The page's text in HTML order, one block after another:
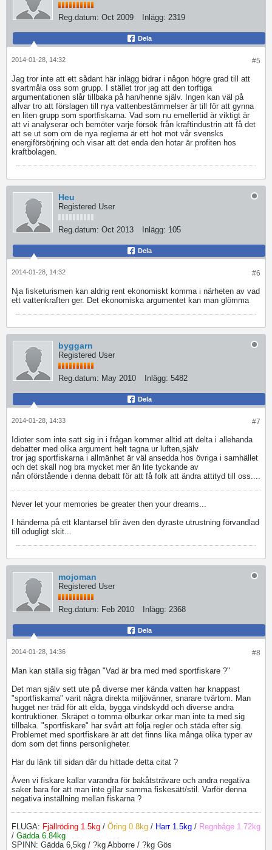
Reg.datum: Oct 2009 Inlägg: 2319
Dela
#5
2014-01-28, 14:32
Jag tror inte att ett sådant här inlägg bidrar i någon högre grad till att
svartmåla oss som grupp. I stället tror jag att den torftiga
argumentationen slår tillbaka på han/henne själv. Ingen kan väl på
allvar tro att förslagen till nya vattenbestämmelser är till för att gynna
en liten grupp som sportfiskarna. Vad som nu emellertid är viktigt är
att vi analyserar och bemöter varje försök från kraftindustrin att få det
att se ut som om de nya reglerna är ett hot mot vår svensks
energiförsörjning och visar att det enda den hotar är profiten hos
kraftbolagen.
Heu
Registered User
Reg.datum: Oct 2013 Inlägg: 105
Dela
#6
2014-01-28, 14:32
Nja fisketurismen kan aldrig rent ekonomiskt komma i närheten av vad
ett vattenkraften ger. Det ekonomiska argumentet kan man glömma
byggarn
Registered User
Reg.datum: May 2010 Inlägg: 5482
Dela
#7
2014-01-28, 14:33
Idioter som inte satt sig in i frågan kommer alltid att delta i allehanda
debatter med olika argument helt tagna ur luften,själv
tror jag sportfiskarna i allmänhet är väl ansedda hos övriga i samhället
och det skall nog bra mycket mer än lite tyckande av
nån oförstående i denna debatt för att få folk att ändra attityd till oss....
Never let your memories be greater then your dreams...
I händerna på ett klantarsel blir även den dyraste utrustning förvandlad
till odugligt skit...
mojoman
Registered User
Reg.datum: Feb 2010 Inlägg: 2368
Dela
#8
2014-01-28, 14:36
Man kan ställa sig frågan "Vad är bra med med sportfiskare ?"
Det man själv sett ute på diverse mer kända vatten har knappast
"sportfiskarna" varit några direkta miljövänner, snarare tvärtom. Man
hugget ner träd för att elda, bygga vindskydd och diverse andra
kontruktioner. Skräpet o tomma ölburkar orkar man inte ta med sig
tillbaka. "sportfiskare" har svårt att följa regler och städa efter sig.
Problemet med sportfiskare är att det finns lika många olika typer av
dom som det finns personligheter.
Har du länk till sidan där du hittade detta citat ?
Även vi fiskare kallar varandra för bakåtsträvare och andra negativa
saker bara för att man inte gillar samma fiskesätt/stil. Varför denna
negativa inställning mellan fiskarna ?
FLUGA: Fjällröding 1.5kg / Öring 0.8kg / Harr 1.5kg / Regnbåge 1.72kg
/ Gädda 6.84kg
SPINN: Gädda 6,5kg / ?kg Abborre / ?kg Gös